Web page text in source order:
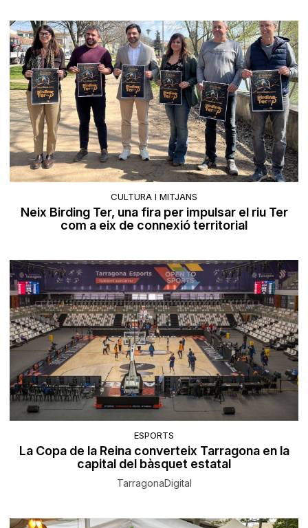
CULTURA I MITJANS
Neix Birding Ter, una fira per impulsar el riu Ter
com a eix de connexió territorial
ESPORTS
La Copa de la Reina converteix Tarragona en la
capital del bàsquet estatal
TarragonaDigital